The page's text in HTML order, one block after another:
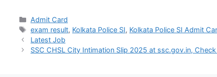
Admit Card
exam result, Kolkata Police SI, Kolkata Police SI Admit
Latest Job
SSC CHSL City Intimation Slip 2025 at ssc.gov.in,